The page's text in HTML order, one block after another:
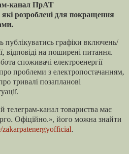
канал ПрАТ
розроблені для покращення
публікуватись графіки включень/
відповіді на поширені питання.
споживачі електроенергії
проблеми з електропостачанням,
тривалі позапланові
телеграм-канал товариства має
Офіційно.», його можна знайти
zakarpatenergyofficial.